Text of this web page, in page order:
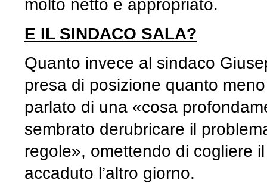
molto netto e appropriato.
E IL SINDACO SALA?
Quanto invece al sindaco
presa di posizione quanto
parlato di una «cosa
sembrato derubricare il
regole», omettendo di cogliere
accaduto l’altro giorno.